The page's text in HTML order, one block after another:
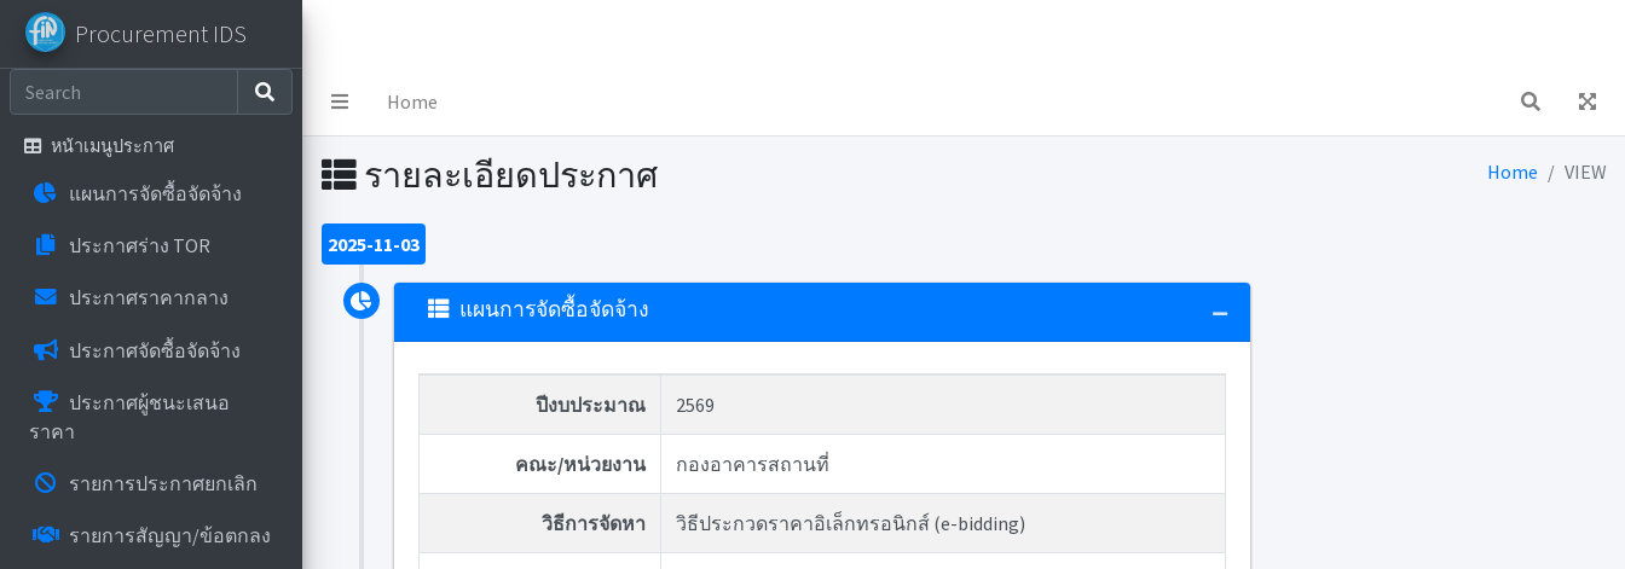
Procurement IDS
Home
Procurement IDS
หน้าเมนูประกาศ
แผนการจัดซื้อจัดจ้าง
ประกาศร่าง TOR
ประกาศราคากลาง
ประกาศจัดซื้อจัดจ้าง
ประกาศผู้ชนะเสนอ
ราคา
รายการประกาศยกเลิก
รายการสัญญา/ข้อตกลง
รายละเอียดประกาศ Home VIEW
2025-11-03
แผนการจัดซื้อจัดจ้าง
ปีงบประมาณ 2569
คณะ/หน่วยงาน กองอาคารสถานที่
วิธีการจัดหา วิธีประกวดราคาอิเล็กทรอนิกส์ (e-bidding)